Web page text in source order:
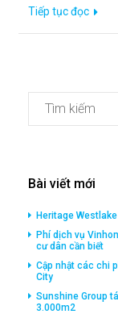
Tiếp tục đọc
Bài viết mới
Heritage
Phí dịch vụ
cư dân cần biết
Cập nhật các chi
City
Sunshine Group
3.000m2